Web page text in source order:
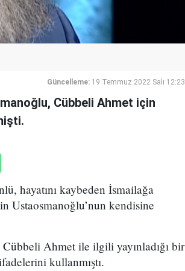
Güncelleme: 19 Temmuz 2022 Salı 12:23
Cübbeli Ahmet için
hayatını kaybeden İsmailağa
Ustaosmanoğlu’nun kendisine
Ahmet ile ilgili yayınladığı bir
kullanmıştı.